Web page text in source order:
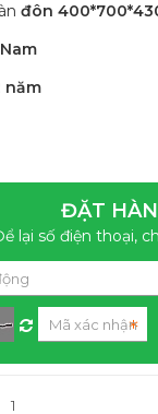
đôn
năm
ĐẶT
lại số điện thoại,